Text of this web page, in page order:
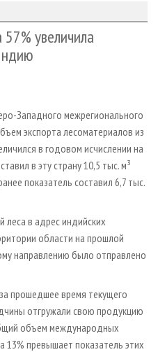
ПЛИТ
увеличила
Западного межрегионального
экспорта лесоматериалов из
в годовом исчислении на
в эту страну 10,5 тыс. м³
показатель составил 6,7 тыс.
леса в адрес индийских
области на прошлой
направлению было отправлено
прошедшее время текущего
отгружали свою продукцию
объем международных
13% превышает показатель этих